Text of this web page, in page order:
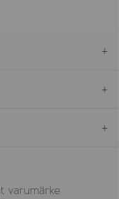
varumärke